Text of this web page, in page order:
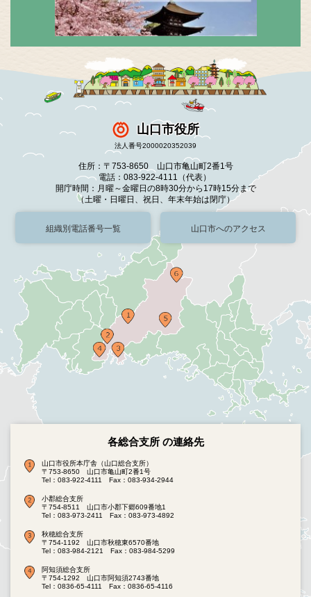
山口市役所
法人番号2000020352039
住所：〒753-8650 山口市亀山町2番1号
電話：083-922-4111（代表）
開庁時間：月曜～金曜日の8時30分から17時15分まで
（土曜・日曜日、祝日、年末年始は閉庁）
組織別電話番号一覧 山口市へのアクセス
各総合支所 の連絡先
山口市役所本庁舎（山口総合支所）
〒753-8650 山口市亀山町2番1号
Tel：083-922-4111
Fax：083-934-2944
小郡総合支所
〒754-8511 山口市小郡下郷609番地1
Tel：083-973-2411
Fax：083-973-4892
秋穂総合支所
〒754-1192 山口市秋穂東6570番地
Tel：083-984-2121
Fax：083-984-5299
阿知須総合支所
〒754-1292 山口市阿知須2743番地
Tel：0836-65-4111
Fax：0836-65-4116